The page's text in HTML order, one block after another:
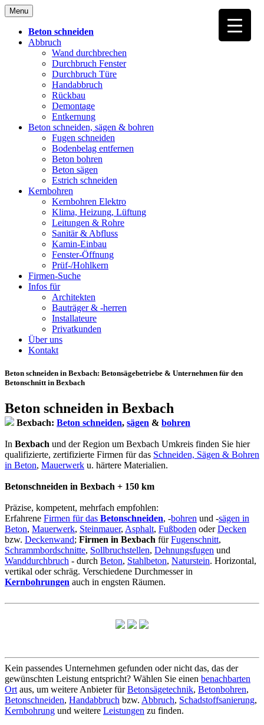
Skip
to
content
Menu
Beton schneiden
Abbruch
Wand durchbrechen
Durchbruch Fenster
Durchbruch Türe
Handabbruch
Rückbau
Demontage
Entkernung
Beton schneiden, sägen & bohren
Fugen schneiden
Bodenbelag entfernen
Beton bohren
Beton sägen
Estrich schneiden
Kernbohren
Kernbohren Elektro
Klima, Heizung, Lüftung
Leitungen & Rohre
Sanitär & Abfluss
Kamin-Einbau
Fenster-Öffnung
Prüf-/Hohlkern
Firmen-Suche
Infos für
Architekten
Bauträger & -herren
Installateure
Privatkunden
Über uns
Kontakt
Beton schneiden in Bexbach: Betonsägebetriebe & Unternehmen für den
Betonschnitt in Bexbach
Beton schneiden in Bexbach
Bexbach: Beton schneiden, sägen & bohren
In Bexbach und der Region um Bexbach Umkreis finden Sie hier
qualifizierte, zertifizierte Firmen für das Schneiden, Sägen & Bohren
in Beton, Mauerwerk u. härtere Materialien.
Betonschneiden in Bexbach + 150 km
Präzise, kompetent, mehrfach empfohlen:
Erfahrene Firmen für das Betonschneiden, -bohren und -sägen in
Beton, Mauerwerk, Steinmauer, Asphalt, Fußboden oderDecken
bzw. Deckenwand; Firmen in Bexbach fürFugenschnitt,
Schrammbordschnitte, Sollbruchstellen, Dehnungsfugen und
Wanddurchbruch - durch Beton, Stahlbeton, Naturstein. Horizontal,
vertikal oder schräg. Verschiedene Durchmesser in
Kernbohrungen auch in engsten Räumen.
Kein passendes Unternehmen gefunden oder nicht das, das der
gewünschten Leistung entspricht? Wählen Sie einen benachbarten
Ort aus, um weitere Anbieter fürBetonsägetechnik, Betonbohren,
Betonschneiden, Handabbruch bzw. Abbruch, Schadstoffsanierung,
Kernbohrung und weitere Leistungen zu finden.